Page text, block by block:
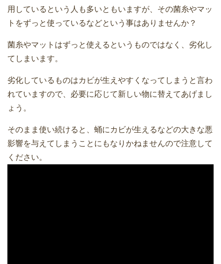
用しているという人も多いともいますが、その菌糸やマッ
トをずっと使っているなどという事はありませんか？
菌糸やマットはずっと使えるというものではなく、劣化し
てしまいます。
劣化しているものはカビが生えやすくなってしまうと言わ
れていますので、必要に応じて新しい物に替えてあげまし
ょう。
そのまま使い続けると、蛹にカビが生えるなどの大きな悪
影響を与えてしまうことにもなりかねませんので注意して
ください。